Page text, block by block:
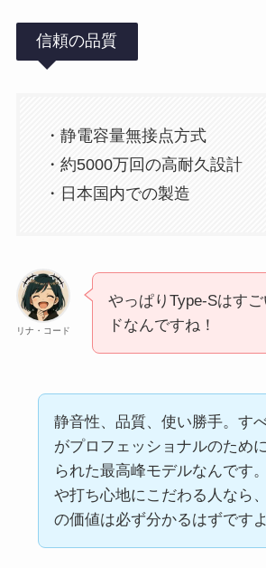
信頼の品質
・静電容量無接点方式
・約5000万回の高耐久設計
・日本国内での製造
リナ・コード
やっぱりType-Sはす
ドなんですね！
静音性、品質、使い勝手。す
がプロフェッショナルのため
られた最高峰モデルなんです
や打ち心地にこだわる人なら
の価値は必ず分かるはずですよ